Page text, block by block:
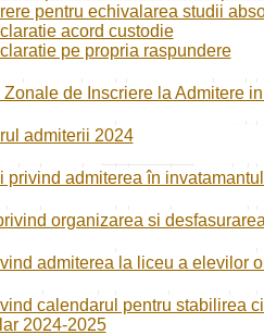
pentru echivalarea studii
acord custodie
pe propria raspundere
de Inscriere la Admitere
admiterii 2024
privind admiterea în
organizarea si
admiterea la liceu a elevilor
calendarul pentru stabilirea
2024-2025